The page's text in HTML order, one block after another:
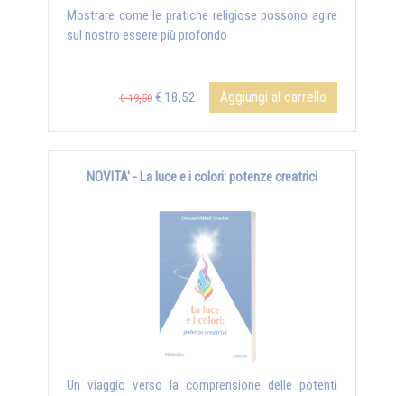
Mostrare come le pratiche religiose possono agire
sul nostro essere più profondo
€ 19,50 € 18,52 Aggiungi al carrello
NOVITA' - La luce e i colori: potenze creatrici
Un viaggio verso la comprensione delle potenti